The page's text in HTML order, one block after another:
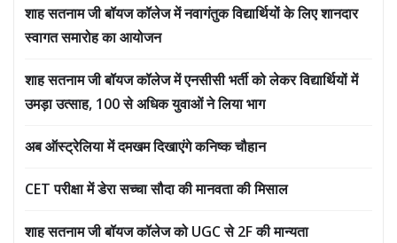
शाह सतनाम जी बॉयज कॉलेज में नवागंतुक विद्यार्थियों के लिए शानदार
स्वागत समारोह का आयोजन
शाह सतनाम जी बॉयज कॉलेज में एनसीसी भर्ती को लेकर विद्यार्थियों में
उमड़ा उत्साह, 100 से अधिक युवाओं ने लिया भाग
अब ऑस्ट्रेलिया में दमखम दिखाएंगे कनिष्क चौहान
CET परीक्षा में डेरा सच्चा सौदा की मानवता की मिसाल
शाह सतनाम जी बॉयज कॉलेज को UGC से 2F की मान्यता